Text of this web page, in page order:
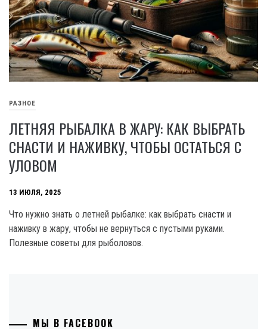
РАЗНОЕ
ЛЕТНЯЯ РЫБАЛКА В ЖАРУ: КАК ВЫБРАТЬ
СНАСТИ И НАЖИВКУ, ЧТОБЫ ОСТАТЬСЯ С
УЛОВОМ
13 ИЮЛЯ, 2025
Что нужно знать о летней рыбалке: как выбрать снасти и
наживку в жару, чтобы не вернуться с пустыми руками.
Полезные советы для рыболовов.
МЫ В FACEBOOK